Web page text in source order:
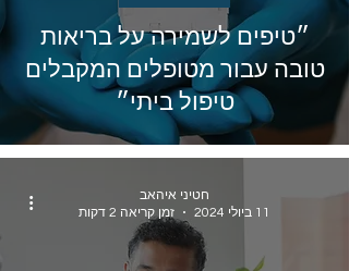
״טיפים לשמירה על בריאות
טובה עבור מטופלים המקבלים
טיפול ביתי״
חטיני איהאב
11 ביולי 2024
זמן קריאה 2 דקות